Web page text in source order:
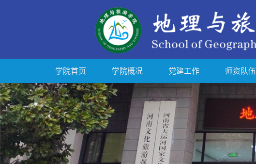
学院首页 学院概况 党建工作 师资队伍